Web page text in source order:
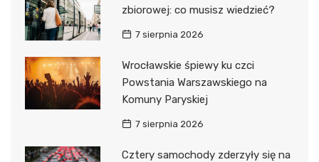
zbiorowej: co musisz wiedzieć?
7 sierpnia 2026
Wrocławskie śpiewy ku czci
Powstania Warszawskiego na
Komuny Paryskiej
7 sierpnia 2026
Cztery samochody zderzyły się na